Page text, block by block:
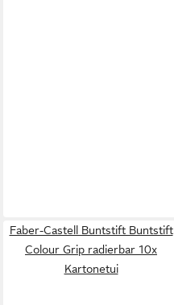
Faber-Castell Buntstift Buntstift
Colour Grip radierbar 10x
Kartonetui